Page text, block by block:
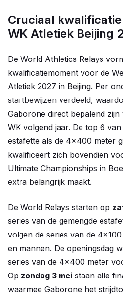
Cruciaal
WK Atletiek Beijing
De World Athletics Relays
kwalificatiemoment voor de
Atletiek 2027 in Beijing. Per
startbewijzen verdeeld,
Gaborone direct bepalend zijn
WK volgend jaar. De top 6
estafette als de 4x400 meter
kwalificeert zich bovendien
Ultimate Championships in
extra belangrijk maakt.
De World Relays starten op
series van de gemengde
volgen de series van de
en mannen. De openingsdag
series van de 4x400 meter
Op zondag 3 mei staan alle
waarmee Gaborone het